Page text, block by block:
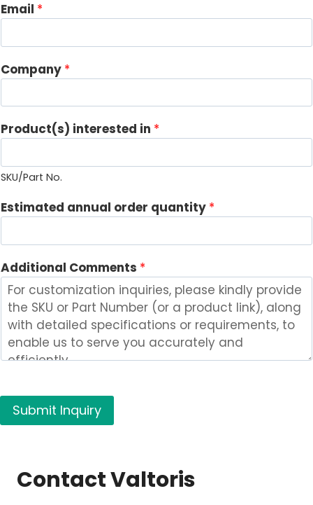
Email *
Company *
*
*
Product(s) interested in *
SKU/Part No.
Estimated annual order quantity *
Additional Comments *
Submit Inquiry
Contact Valtoris